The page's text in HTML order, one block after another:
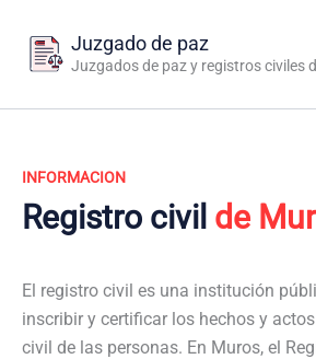
contenido
Juzgado de paz
Juzgados de paz y registros civiles
INFORMACION
Registro civil de
El registro civil es una institución
inscribir y certificar los hechos y
civil de las personas. En Muros, el